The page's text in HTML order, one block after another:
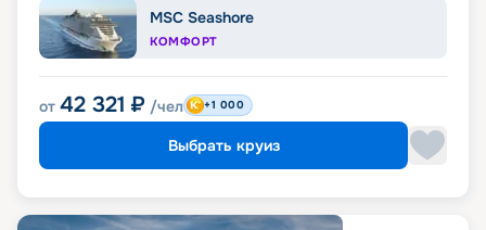
MSC Seashore
КОМФОРТ
от 42 321 ₽ /чел +1 000
Выбрать круиз